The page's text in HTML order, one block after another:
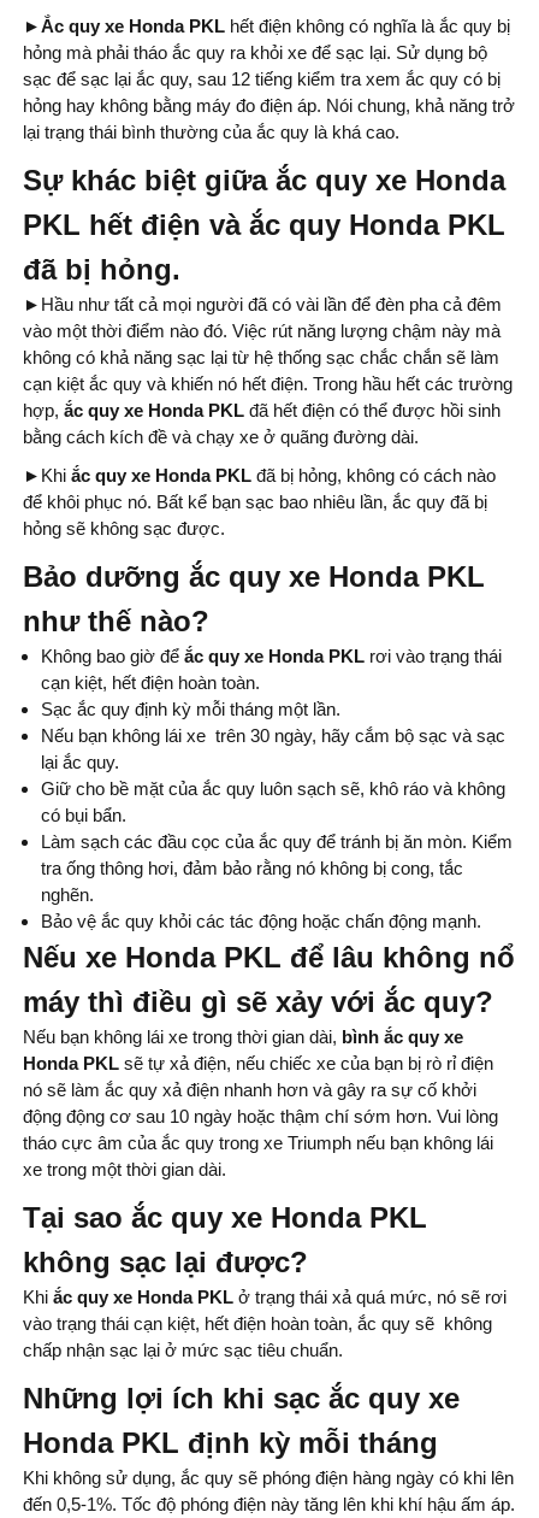
►Ắc quy xe Honda PKL hết điện không có nghĩa là ắc quy bị
hỏng mà phải tháo ắc quy ra khỏi xe để sạc lại. Sử dụng bộ
sạc để sạc lại ắc quy, sau 12 tiếng kiểm tra xem ắc quy có bị
hỏng hay không bằng máy đo điện áp. Nói chung, khả năng trở
lại trạng thái bình thường của ắc quy là khá cao.
Sự khác biệt giữa ắc quy xe Honda
PKL hết điện và ắc quy Honda PKL
đã bị hỏng.
► Hầu như tất cả mọi người đã có vài lần để đèn pha cả đêm
vào một thời điểm nào đó. Việc rút năng lượng chậm này mà
không có khả năng sạc lại từ hệ thống sạc chắc chắn sẽ làm
cạn kiệt ắc quy và khiến nó hết điện. Trong hầu hết các trường
hợp, ắc quy xe Honda PKL đã hết điện có thể được hồi sinh
bằng cách kích đề và chạy xe ở quãng đường dài.
► Khi ắc quy xe Honda PKL đã bị hỏng, không có cách nào
để khôi phục nó. Bất kể bạn sạc bao nhiêu lần, ắc quy đã bị
hỏng sẽ không sạc được.
Bảo dưỡng ắc quy xe Honda PKL
như thế nào?
Không bao giờ để ắc quy xe Honda PKL rơi vào trạng thái
cạn kiệt, hết điện hoàn toàn.
Sạc ắc quy định kỳ mỗi tháng một lần.
Nếu bạn không lái xe trên 30 ngày, hãy cắm bộ sạc và sạc
lại ắc quy.
Giữ cho bề mặt của ắc quy luôn sạch sẽ, khô ráo và không
có bụi bẩn.
Làm sạch các đầu cọc của ắc quy để tránh bị ăn mòn. Kiểm
tra ống thông hơi, đảm bảo rằng nó không bị cong, tắc
nghẽn.
Bảo vệ ắc quy khỏi các tác động hoặc chấn động mạnh.
Nếu xe Honda PKL để lâu không nổ
máy thì điều gì sẽ xảy với ắc quy?
Nếu bạn không lái xe trong thời gian dài, bình ắc quy xe
Honda PKL sẽ tự xả điện, nếu chiếc xe của bạn bị rò rỉ điện
nó sẽ làm ắc quy xả điện nhanh hơn và gây ra sự cố khởi
động động cơ sau 10 ngày hoặc thậm chí sớm hơn. Vui lòng
tháo cực âm của ắc quy trong xe Triumph nếu bạn không lái
xe trong một thời gian dài.
Tại sao ắc quy xe Honda PKL
không sạc lại được?
Khi ắc quy xe Honda PKL ở trạng thái xả quá mức, nó sẽ rơi
vào trạng thái cạn kiệt, hết điện hoàn toàn, ắc quy sẽ không
chấp nhận sạc lại ở mức sạc tiêu chuẩn.
Những lợi ích khi sạc ắc quy xe
Honda PKL định kỳ mỗi tháng
Khi không sử dụng, ắc quy sẽ phóng điện hàng ngày có khi lên
đến 0,5-1%. Tốc độ phóng điện này tăng lên khi khí hậu ấm áp.